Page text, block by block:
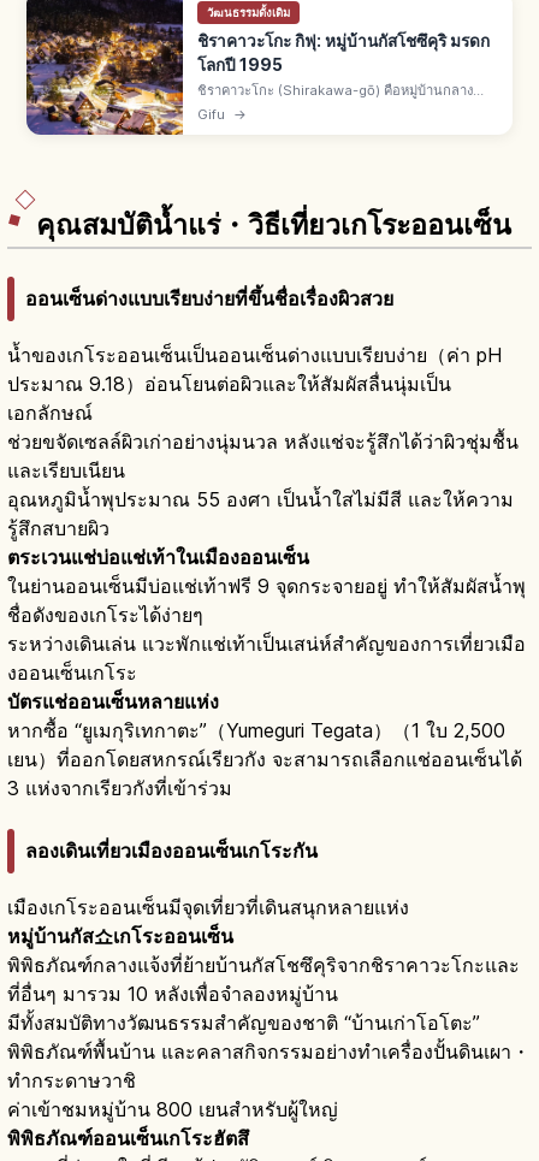
วัฒนธรรมดั้งเดิม
ชิราคาวะโกะ กิฟุ: หมู่บ้านกัสโชซึคุริ มรดก
โลกปี 1995
ชิราคาวะโกะ (Shirakawa-gō) คือหมู่บ้านกลาง
หุบเขา จ.กิฟุ มรดกโลกยูเนสโกปี 1995 ร่วมกับโกคา
Gifu →
คุณสมบัติน้ำแร่・วิธีเที่ยวเกโระออนเซ็น
ออนเซ็นด่างแบบเรียบง่ายที่ขึ้นชื่อเรื่องผิวสวย
น้ำของเกโระออนเซ็นเป็นออนเซ็นด่างแบบเรียบง่าย（ค่า pH
ประมาณ 9.18）อ่อนโยนต่อผิวและให้สัมผัสลื่นนุ่มเป็น
เอกลักษณ์
ช่วยขจัดเซลล์ผิวเก่าอย่างนุ่มนวล หลังแช่จะรู้สึกได้ว่าผิวชุ่มชื้น
และเรียบเนียน
อุณหภูมิน้ำพุประมาณ 55 องศา เป็นน้ำใสไม่มีสี และให้ความ
รู้สึกสบายผิว
ตระเวนแช่บ่อแช่เท้าในเมืองออนเซ็น
ในย่านออนเซ็นมีบ่อแช่เท้าฟรี 9 จุดกระจายอยู่ ทำให้สัมผัสน้ำพุ
ชื่อดังของเกโระได้ง่ายๆ
ระหว่างเดินเล่น แวะพักแช่เท้าเป็นเสน่ห์สำคัญของการเที่ยวเมือ
งออนเซ็นเกโระ
บัตรแช่ออนเซ็นหลายแห่ง
หากซื้อ “ยูเมกุริเทกาตะ”（Yumeguri Tegata）（1 ใบ 2,500
เยน）ที่ออกโดยสหกรณ์เรียวกัง จะสามารถเลือกแช่ออนเซ็นได้
3 แห่งจากเรียวกังที่เข้าร่วม
ลองเดินเที่ยวเมืองออนเซ็นเกโระกัน
เมืองเกโระออนเซ็นมีจุดเที่ยวที่เดินสนุกหลายแห่ง
หมู่บ้านกัส쇼เกโระออนเซ็น
พิพิธภัณฑ์กลางแจ้งที่ย้ายบ้านกัสโชซึคุริจากชิราคาวะโกะและ
ที่อื่นๆ มารวม 10 หลังเพื่อจำลองหมู่บ้าน
มีทั้งสมบัติทางวัฒนธรรมสำคัญของชาติ “บ้านเก่าโอโตะ”
พิพิธภัณฑ์พื้นบ้าน และคลาสกิจกรรมอย่างทำเครื่องปั้นดินเผา・
ทำกระดาษวาชิ
ค่าเข้าชมหมู่บ้าน 800 เยนสำหรับผู้ใหญ่
พิพิธภัณฑ์ออนเซ็นเกโระฮัตสึ